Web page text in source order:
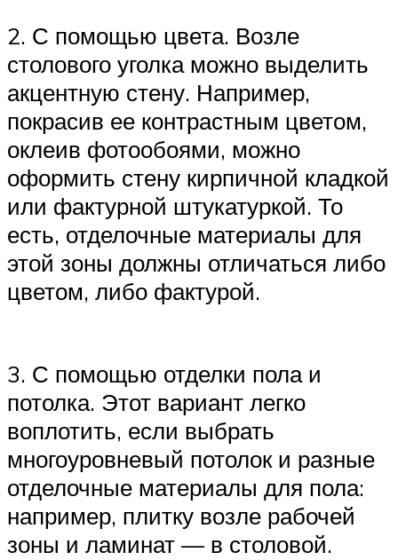
2. С помощью цвета. Возле
столового уголка можно выделить
акцентную стену. Например,
покрасив ее контрастным цветом,
оклеив фотообоями, можно
оформить стену кирпичной кладкой
или фактурной штукатуркой. То
есть, отделочные материалы для
этой зоны должны отличаться либо
цветом, либо фактурой.
3. С помощью отделки пола и
потолка. Этот вариант легко
воплотить, если выбрать
многоуровневый потолок и разные
отделочные материалы для пола:
например, плитку возле рабочей
зоны и ламинат — в столовой.